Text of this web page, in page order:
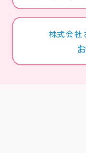
株式会社